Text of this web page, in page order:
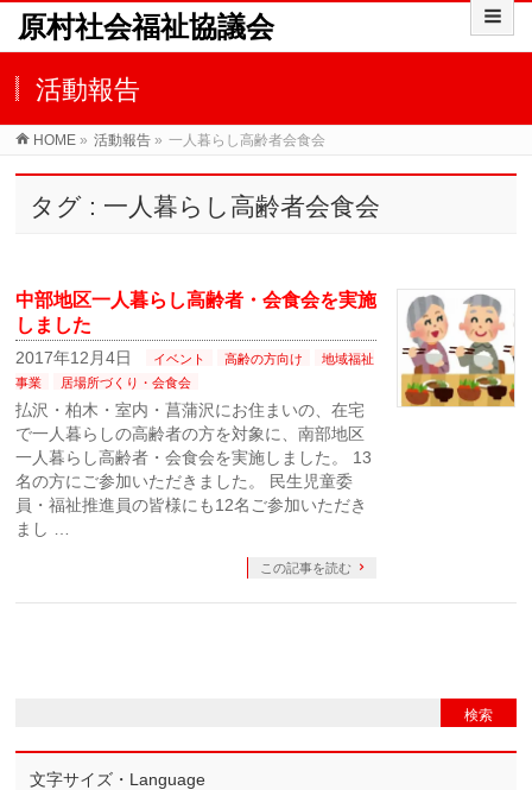
原村社会福祉協議会
活動報告
HOME » 活動報告 » 一人暮らし高齢者会食会
タグ : 一人暮らし高齢者会食会
中部地区一人暮らし高齢者・会食会を実施
しました
2017年12月4日 イベント 高齢の方向け
地域福祉
事業
居場所づくり・会食会
払沢・柏木・室内・菖蒲沢にお住まいの、在宅
で一人暮らしの高齢者の方を対象に、南部地区
一人暮らし高齢者・会食会を実施しました。 13
名の方にご参加いただきました。 民生児童委
員・福祉推進員の皆様にも12名ご参加いただき
まし …
この記事を読む
文字サイズ・Language